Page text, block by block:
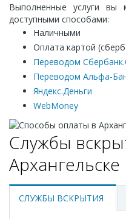
Выполненные услуги вы
доступными способами:
Наличными
Оплата картой
Переводом
Переводом Альфа-
Яндекс.Деньги
WebMoney
Службы
Архангельске
СЛУЖБЫ ВСКРЫТИЯ